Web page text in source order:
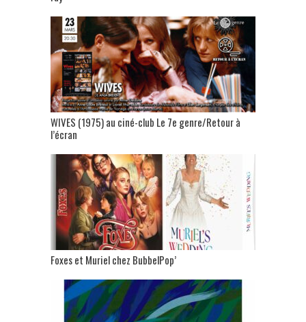
WIVES (1975) au ciné-club Le 7e genre/Retour à
l’écran
Foxes et Muriel chez BubbelPop’